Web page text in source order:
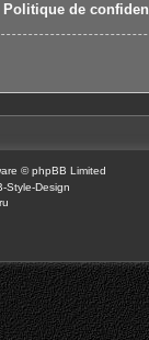
Politique de
© phpBB Limited
Style-Design